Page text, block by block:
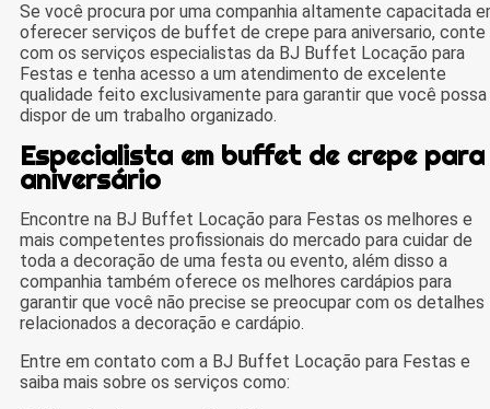
Se você procura por uma companhia altamente capacitada
oferecer serviços de buffet de crepe para aniversario, conte
com os serviços especialistas da BJ Buffet Locação para
Festas e tenha acesso a um atendimento de excelente
qualidade feito exclusivamente para garantir que você possa
dispor de um trabalho organizado.
Especialista em buffet de crepe para
aniversário
Encontre na BJ Buffet Locação para Festas os melhores e
mais competentes profissionais do mercado para cuidar de
toda a decoração de uma festa ou evento, além disso a
companhia também oferece os melhores cardápios para
garantir que você não precise se preocupar com os detalhes
relacionados a decoração e cardápio.
Entre em contato com a BJ Buffet Locação para Festas e
saiba mais sobre os serviços como: